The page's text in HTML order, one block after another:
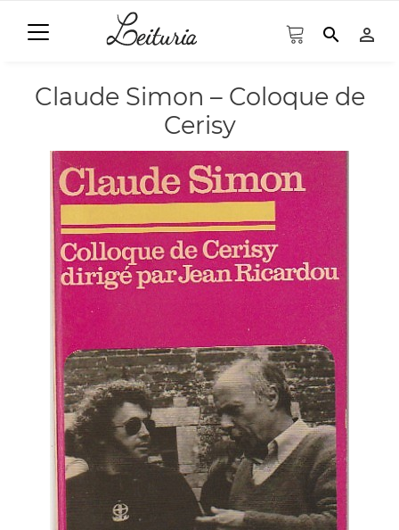
search person_outline
Claude Simon – Coloque de
Cerisy